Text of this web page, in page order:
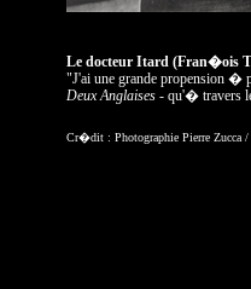
Le docteur Itard (Fran�ois
"J'ai une grande propension �
Deux Anglaises - qu'� travers
Cr�dit : Photographie Pierre